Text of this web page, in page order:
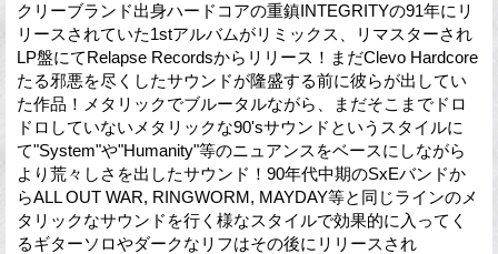
クリーブランド出身ハードコアの重鎮INTEGRITYの91年にリ
リースされていた1stアルバムがリミックス、リマスターされ
LP盤にてRelapse Recordsからリリース！まだClevo Hardcore
たる邪悪を尽くしたサウンドが隆盛する前に彼らが出してい
た作品！メタリックでブルータルながら、まだそこまでドロ
ドロしていないメタリックな90'sサウンドというスタイルに
て"System"や"Humanity"等のニュアンスをベースにしながら
より荒々しさを出したサウンド！90年代中期のSxEバンドか
らALL OUT WAR, RINGWORM, MAYDAY等と同じラインのメ
タリックなサウンドを行く様なスタイルで効果的に入ってく
るギターソロやダークなリフはその後にリリースされ